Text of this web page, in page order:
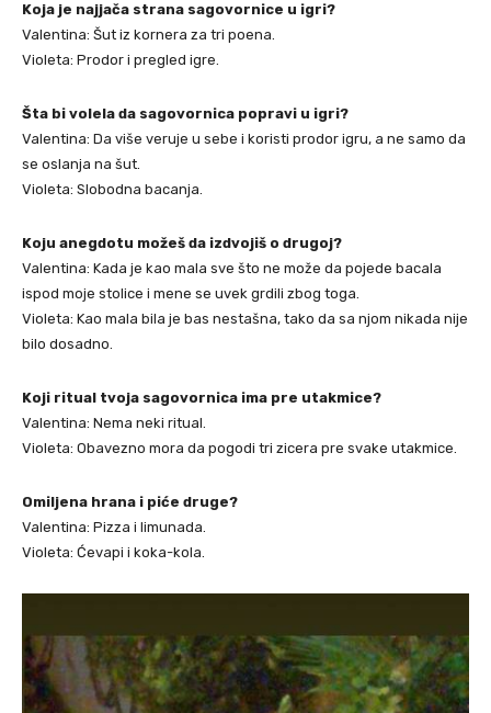
Koja je najjača strana sagovornice u igri?
Valentina: Šut iz kornera za tri poena.
Violeta: Prodor i pregled igre.
Šta bi volela da sagovornica popravi u igri?
Valentina: Da više veruje u sebe i koristi prodor igru, a ne samo da
se oslanja na šut.
Violeta: Slobodna bacanja.
Koju anegdotu možeš da izdvojiš o drugoj?
Valentina: Kada je kao mala sve što ne može da pojede bacala
ispod moje stolice i mene se uvek grdili zbog toga.
Violeta: Kao mala bila je bas nestašna, tako da sa njom nikada nije
bilo dosadno.
Koji ritual tvoja sagovornica ima pre utakmice?
Valentina: Nema neki ritual.
Violeta: Obavezno mora da pogodi tri zicera pre svake utakmice.
Omiljena hrana i piće druge?
Valentina: Pizza i limunada.
Violeta: Ćevapi i koka-kola.